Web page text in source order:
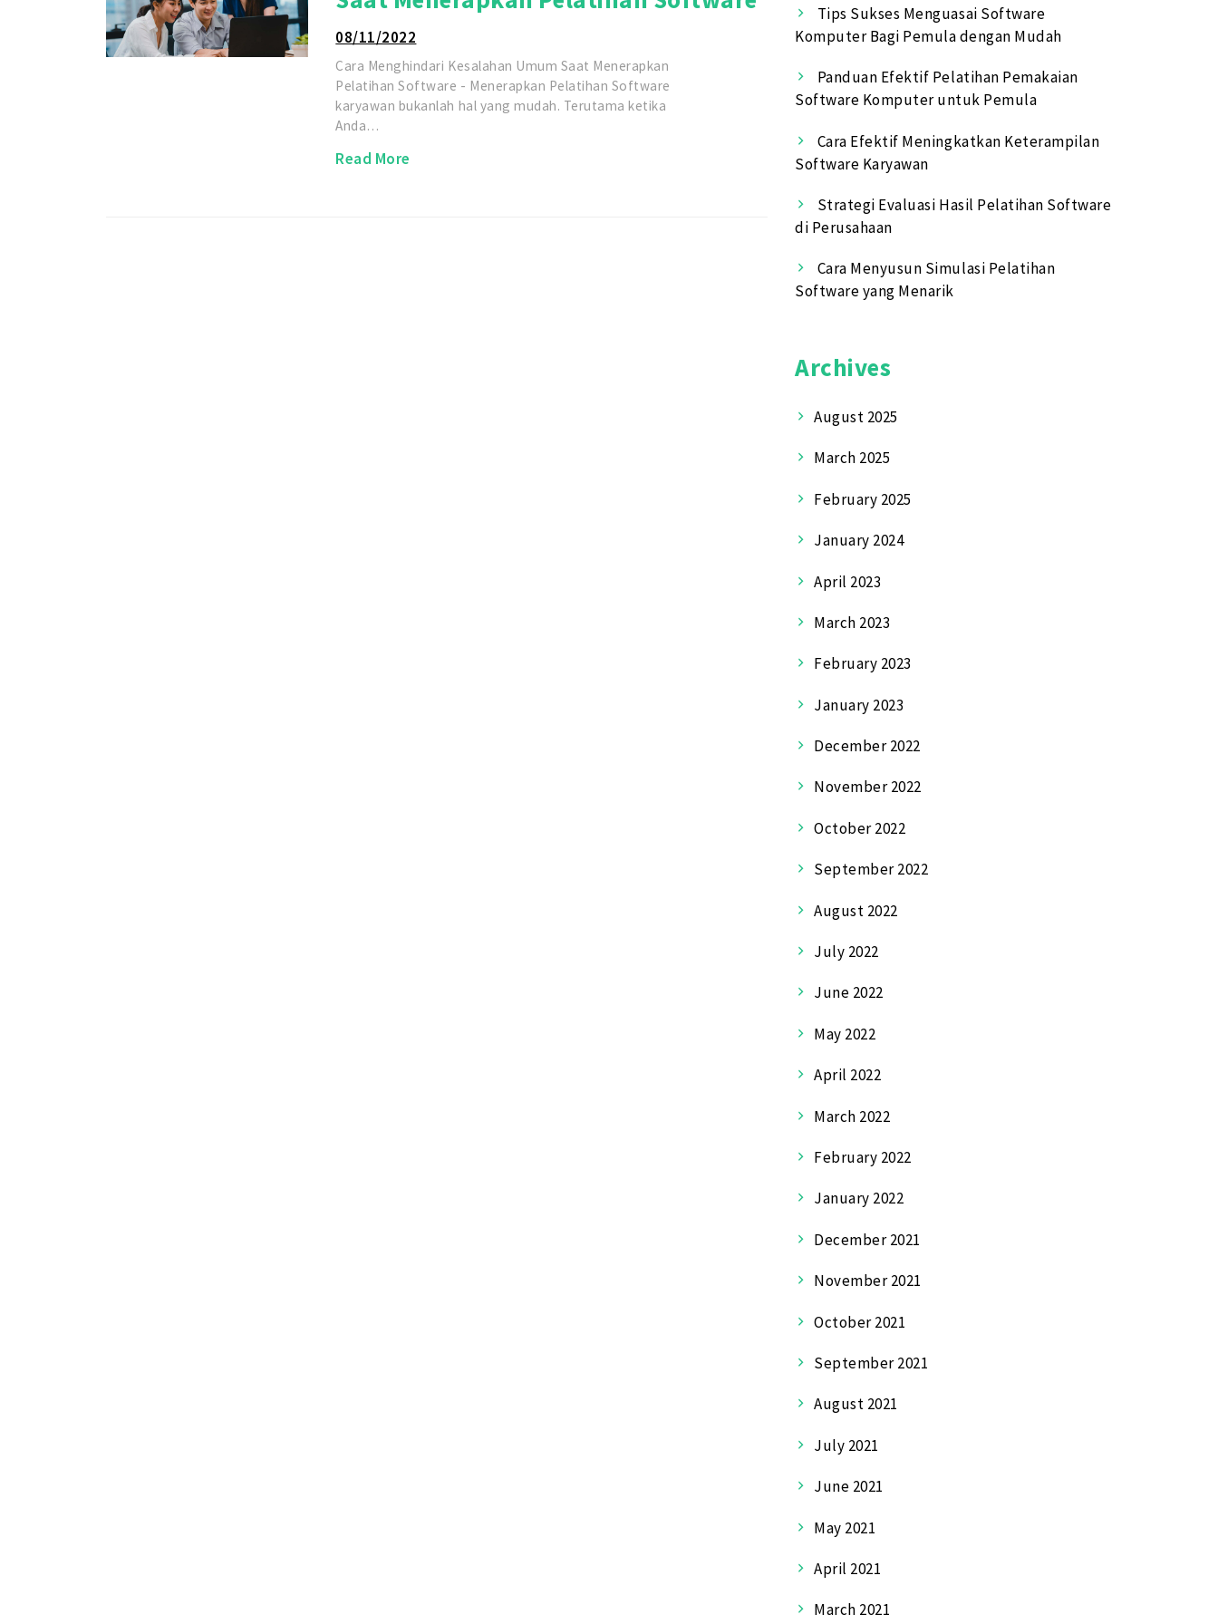
08/11/2022
Cara Menghindari Kesalahan Umum Saat Menerapkan
Pelatihan Software - Menerapkan Pelatihan Software
karyawan bukanlah hal yang mudah. Terutama ketika
Anda…
Read More
Tips Sukses Menguasai Software
Komputer Bagi Pemula dengan Mudah
Panduan Efektif Pelatihan Pemakaian
Software Komputer untuk Pemula
Cara Efektif Meningkatkan Keterampilan
Software Karyawan
Strategi Evaluasi Hasil Pelatihan Software
di Perusahaan
Cara Menyusun Simulasi Pelatihan
Software yang Menarik
Archives
August 2025
March 2025
February 2025
January 2024
April 2023
March 2023
February 2023
January 2023
December 2022
November 2022
October 2022
September 2022
August 2022
July 2022
June 2022
May 2022
April 2022
March 2022
February 2022
January 2022
December 2021
November 2021
October 2021
September 2021
August 2021
July 2021
June 2021
May 2021
April 2021
March 2021